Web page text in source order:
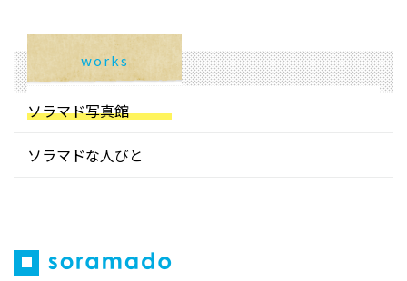
works
ソラマド写真館
ソラマドな人びと